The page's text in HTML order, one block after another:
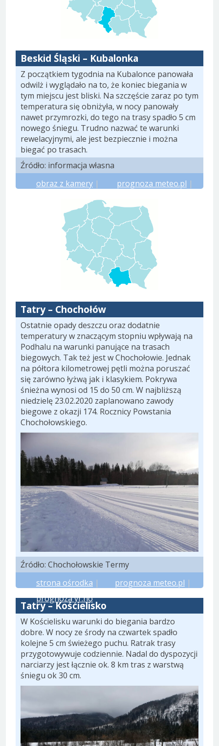
Beskid Śląski – Kubalonka
Z początkiem tygodnia na Kubalonce panowała
odwilż i wyglądało na to, że koniec biegania w
tym miejscu jest bliski. Na szczęście zaraz po tym
temperatura się obniżyła, w nocy panowały
nawet przymrozki, do tego na trasy spadło 5 cm
nowego śniegu. Trudno nazwać te warunki
rewelacyjnymi, ale jest bezpiecznie i można
biegać po trasach.
Źródło: informacja własna
obraz z kamery | prognoza meteo.pl |
prognoza yr.no
Tatry – Chochołów
Ostatnie opady deszczu oraz dodatnie
temperatury w znaczącym stopniu wpływają na
Podhalu na warunki panujące na trasach
biegowych. Tak też jest w Chochołowie. Jednak
na półtora kilometrowej pętli można poruszać
się zarówno łyżwą jak i klasykiem. Pokrywa
śnieżna wynosi od 15 do 50 cm. W najbliższą
niedzielę 23.02.2020 zaplanowano zawody
biegowe z okazji 174. Rocznicy Powstania
Chochołowskiego.
Źródło: Chochołowskie Termy
strona ośrodka | prognoza meteo.pl |
prognoza yr.no
Tatry – Kościelisko
W Kościelisku warunki do biegania bardzo
dobre. W nocy ze środy na czwartek spadło
kolejne 5 cm świeżego puchu. Ratrak trasy
przygotowywuje codziennie. Nadal do dyspozycji
narciarzy jest łącznie ok. 8 km tras z warstwą
śniegu ok 30 cm.